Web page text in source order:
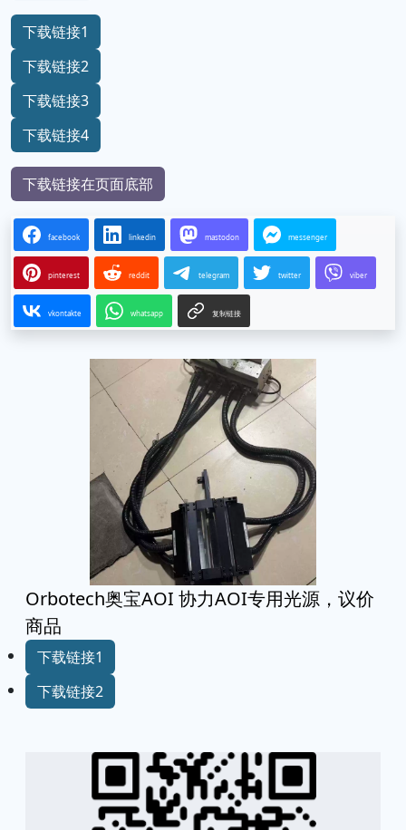
下载链接1
下载链接2
下载链接3
下载链接4
下载链接在页面底部
facebook linkedin mastodon messenger
pinterest reddit telegram twitter viber
vkontakte whatsapp 复制链接
Orbotech奥宝AOI 协力AOI专用光源，议价
商品
下载链接1
下载链接2